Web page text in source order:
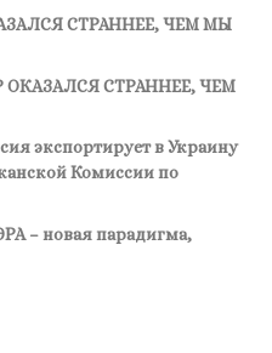
СТРАННЕЕ, ЧЕМ МЫ
ОКАЗАЛСЯ СТРАННЕЕ, ЧЕМ
экспортирует в Украину
Комиссии по
– новая парадигма,